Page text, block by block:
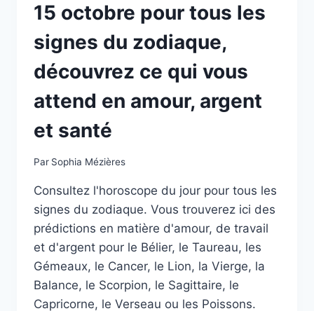
15 octobre pour tous les
signes du zodiaque,
découvrez ce qui vous
attend en amour, argent
et santé
Par Sophia Mézières
Consultez l'horoscope du jour pour tous les
signes du zodiaque. Vous trouverez ici des
prédictions en matière d'amour, de travail
et d'argent pour le Bélier, le Taureau, les
Gémeaux, le Cancer, le Lion, la Vierge, la
Balance, le Scorpion, le Sagittaire, le
Capricorne, le Verseau ou les Poissons.